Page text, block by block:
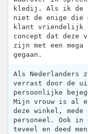
kledij. Als ik de
niet de enige die
klant vriendelijk
concept dat deze
zijn met een
gegaan.
Als Nederlanders
verrast door de
persoonlijke
Mijn vrouw is al
deze winkel,
personeel. Ook in
teveel en deed